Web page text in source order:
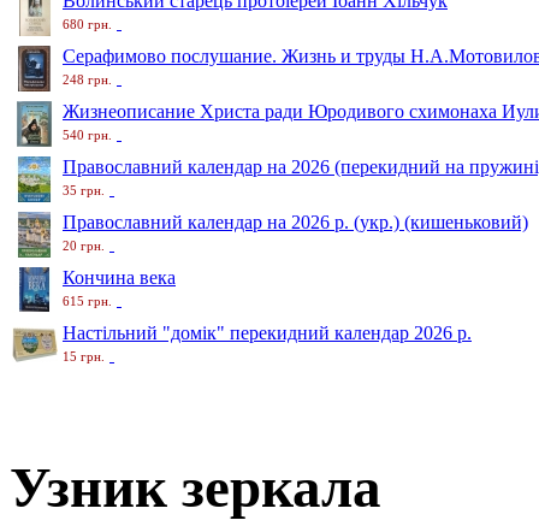
680 грн.
Серафимово послушание. Жизнь и труды
248 грн.
Жизнеописание Христа ради Юродивого схимонаха
540 грн.
Православний календар на 2026 (перекидний на
35 грн.
Православний календар на 2026 р. (укр.) (кишеньковий)
20 грн.
Кончина века
615 грн.
Настільний "домік" перекидний календар 2026 р.
15 грн.
Узник зеркала